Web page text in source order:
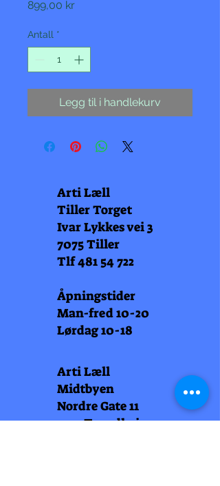
899,00 krPris
Antall *
Legg til i handlekurv
Arti Læll
Tiller Torget
Ivar Lykkes vei 3
7075 Tiller
Tlf481 54 722
Åpningstider
Man-fred 10-20
Lørdag 10-18
Arti Læll
Midtbyen
Nordre Gate 11
7011 Trondheim